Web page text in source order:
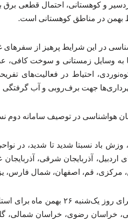
و کوهستانی، احتمال قطعی برق
بهمن در مناطق کوهستانی است.
در این شرایط پرهیز از
به وسایل زمستانی و سوخت کافی،
احتیاط در فعالیت‌های
جهت برف‌روبی و آب گرفتگی
هواشناسی در توصیف سامانه دوم
اردبیل، آذربایجان شرقی،
مرکزی، قم، اصفهان، شمال
این وضعیت برای روز